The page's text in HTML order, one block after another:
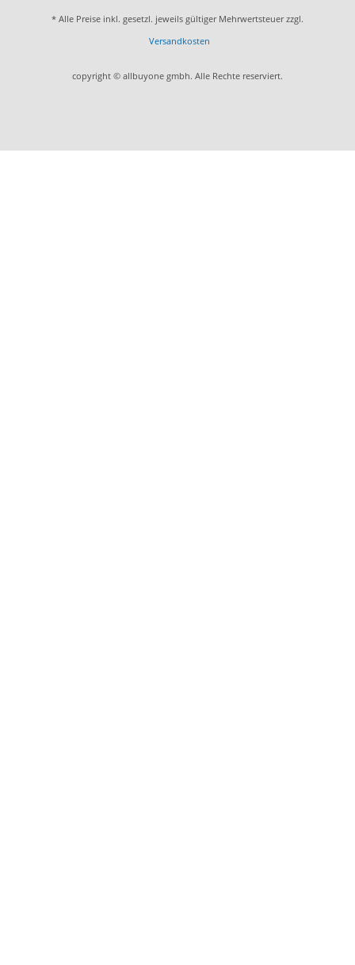
* Alle Preise inkl. gesetzl. jeweils gültiger Mehrwertsteuer zzgl.
Versandkosten
copyright © allbuyone gmbh. Alle Rechte reserviert.